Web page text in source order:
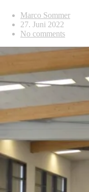
Marco Sommer
27. Juni 2022
No comments